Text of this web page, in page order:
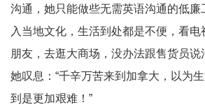
沟通，她只能做些无需英语沟通的低廉
入当地文化，生活到处都是不便，看电
朋友，去逛大商场，没办法跟售货员说
她叹息：“千辛万苦来到加拿大，以为
到是更加艰难！”